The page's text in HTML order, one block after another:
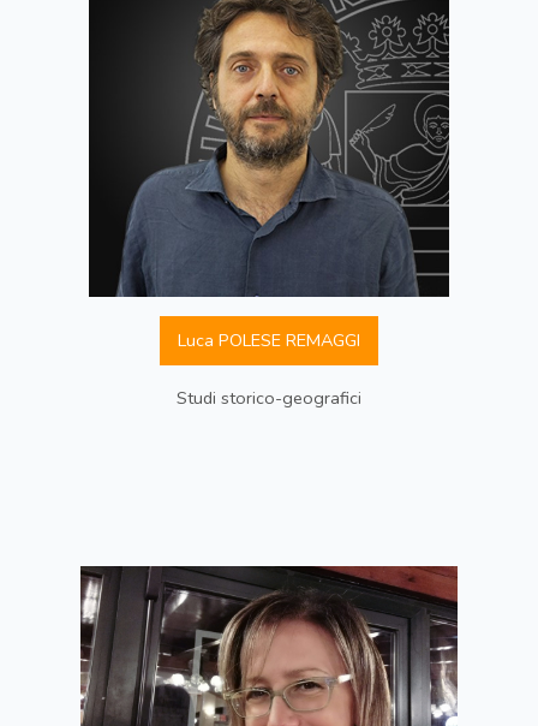
Luca POLESE REMAGGI
Studi storico-geografici